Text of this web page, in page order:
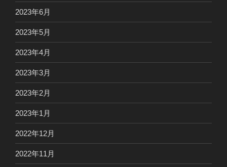
2023年6月
2023年5月
2023年4月
2023年3月
2023年2月
2023年1月
2022年12月
2022年11月